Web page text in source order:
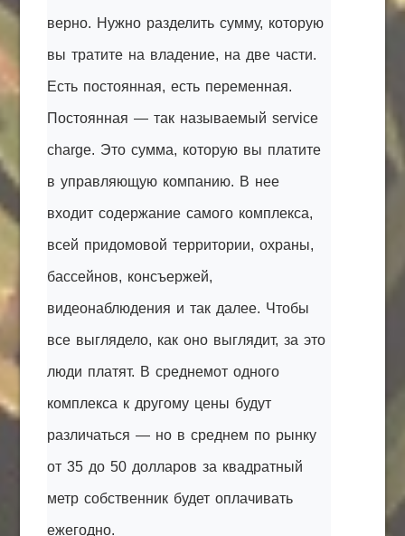
верно. Нужно разделить сумму, которую
вы тратите на владение, на две части.
Есть постоянная, есть переменная.
Постоянная — так называемый service
charge. Это сумма, которую вы платите
в управляющую компанию. В нее
входит содержание самого комплекса,
всей придомовой территории, охраны,
бассейнов, консъержей,
видеонаблюдения и так далее. Чтобы
все выглядело, как оно выглядит, за это
люди платят. В среднемот одного
комплекса к другому цены будут
различаться — но в среднем по рынку
от 35 до 50 долларов за квадратный
метр собственник будет оплачивать
ежегодно.